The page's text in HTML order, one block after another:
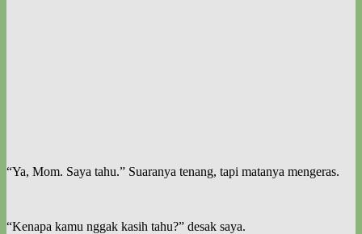
“Ya, Mom. Saya tahu.” Suaranya tenang, tapi matanya mengeras.
“Kenapa kamu nggak kasih tahu?” desak saya.